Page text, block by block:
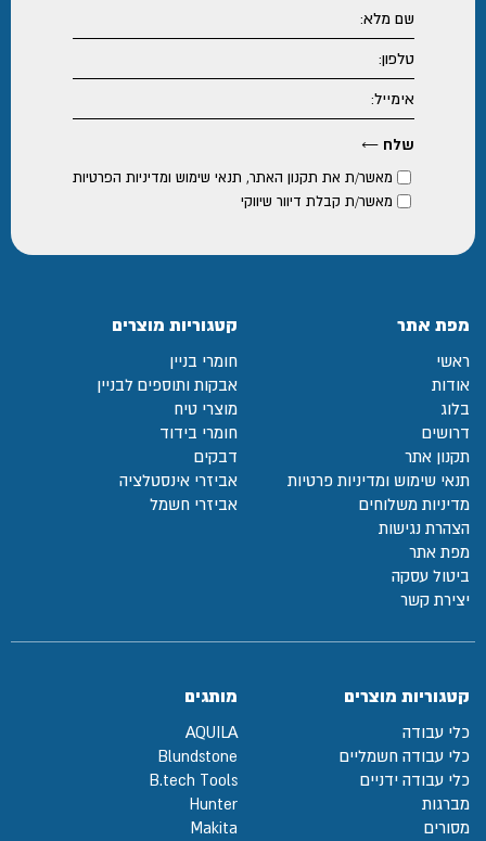
מאשר/ת את תקנון האתר, תנאי שימוש ומדיניות הפרטיות
מאשר/ת קבלת דיוור שיווקי
מפת אתר
ראשי
אודות
בלוג
דרושים
תקנון אתר
תנאי שימוש ומדיניות פרטיות
מדיניות משלוחים
הצהרת נגישות
מפת אתר
ביטול עסקה
יצירת קשר
קטגוריות מוצרים
חומרי בניין
אבקות ותוספים לבניין
מוצרי טיח
חומרי בידוד
דבקים
אביזרי אינסטלציה
אביזרי חשמל
קטגוריות מוצרים
כלי עבודה
כלי עבודה חשמליים
כלי עבודה ידניים
מברגות
מסורים
מותגים
AQUILA
Blundstone
B.tech Tools
Hunter
Makita